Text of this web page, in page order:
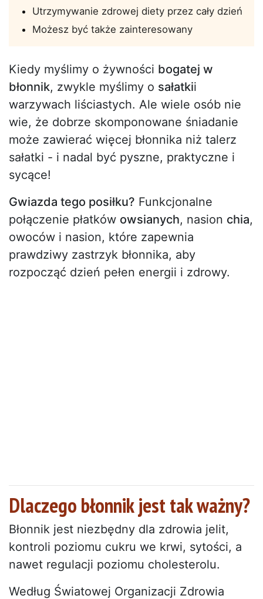
Utrzymywanie zdrowej diety przez cały dzień
Możesz być także zainteresowany
Kiedy myślimy o żywności bogatej w
błonnik, zwykle myślimy o sałatkii
warzywach liściastych. Ale wiele osób nie
wie, że dobrze skomponowane śniadanie
może zawierać więcej błonnika niż talerz
sałatki - i nadal być pyszne, praktyczne i
sycące!
Gwiazda tego posiłku? Funkcjonalne
połączenie płatków owsianych, nasion chia,
owoców i nasion, które zapewnia
prawdziwy zastrzyk błonnika, aby
rozpocząć dzień pełen energii i zdrowy.
Dlaczego błonnik jest tak ważny?
Błonnik jest niezbędny dla zdrowia jelit,
kontroli poziomu cukru we krwi, sytości, a
nawet regulacji poziomu cholesterolu.
Według Światowej Organizacji Zdrowia